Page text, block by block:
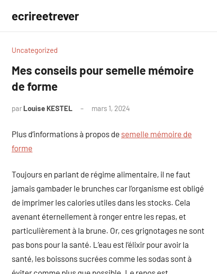
contenu
ecrireetrever
Uncategorized
Mes conseils pour semelle mémoire
de forme
par Louise KESTEL mars 1, 2024
Plus d’informations à propos de semelle mémoire de
forme
Toujours en parlant de régime alimentaire, il ne faut
jamais gambader le brunches car l’organisme est obligé
de imprimer les calories utiles dans les stocks. Cela
avenant éternellement à ronger entre les repas, et
particulièrement à la brune. Or, ces grignotages ne sont
pas bons pour la santé. L’eau est l’élixir pour avoir la
santé, les boissons sucrées comme les sodas sont à